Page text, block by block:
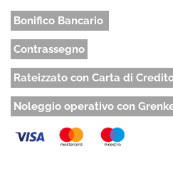
Bonifico Bancario
Contrassegno
Rateizzato con Carta di
Noleggio operativo con